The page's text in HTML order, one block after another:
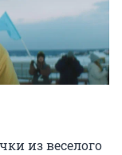
из веселого